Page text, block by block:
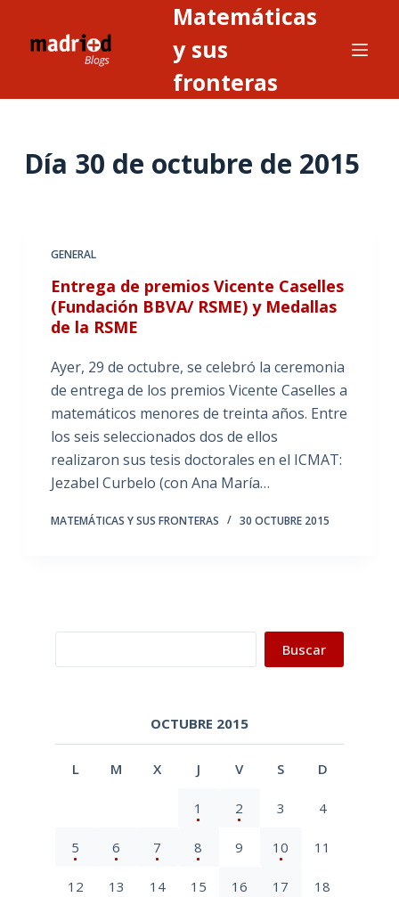
Matemáticas
y sus
fronteras
Día 30 de octubre de 2015
GENERAL
Entrega de premios Vicente Caselles
(Fundación BBVA/ RSME) y Medallas
de la RSME
Ayer, 29 de octubre, se celebró la ceremonia
de entrega de los premios Vicente Caselles a
matemáticos menores de treinta años. Entre
los seis seleccionados dos de ellos
realizaron sus tesis doctorales en el ICMAT:
Jezabel Curbelo (con Ana María…
MATEMÁTICAS Y SUS FRONTERAS 30 OCTUBRE 2015
Buscar
OCTUBRE 2015
L M X J V S D
1 2 3 4
5 6 7 8 9 10 11
12 13 14 15 16 17 18